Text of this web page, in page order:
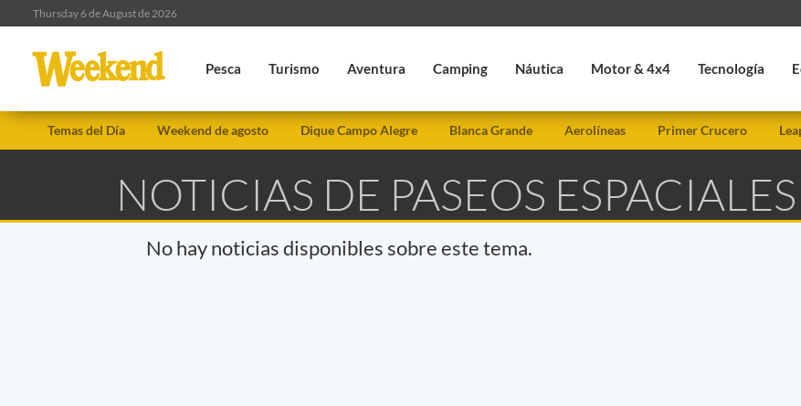
Thursday 6 de August de 2026
Pesca Turismo Aventura Camping Náutica Motor & 4x4 Tecnología
Temas del Día Weekend de agosto Dique Campo Alegre Blanca Grande Aerolíneas Primer Crucero
NOTICIAS DE PASEOS ESPACIALES
No hay noticias disponibles sobre este tema.